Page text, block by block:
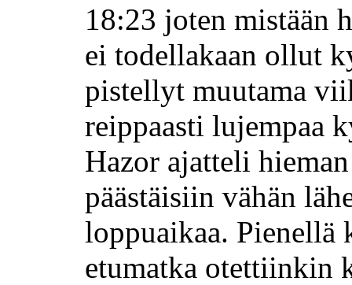
18:23 joten mistään
ei todellakaan ollut
pistellyt muutama
reippaasti lujempaa
Hazor ajatteli
päästäisiin vähän
loppuaikaa. Pienellä
etumatka otettiinkin